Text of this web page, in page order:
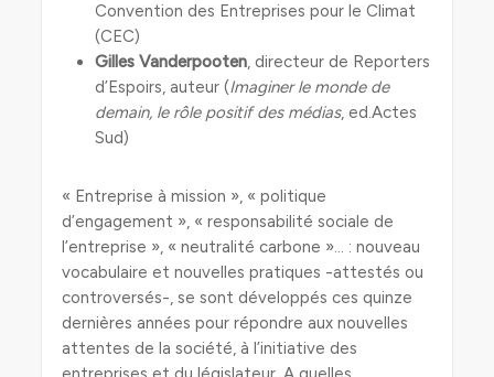
Convention des Entreprises pour le Climat
(CEC)
Gilles Vanderpooten, directeur de Reporters
d’Espoirs, auteur (Imaginer le monde de
demain, le rôle positif des médias, ed.Actes
Sud)
« Entreprise à mission », « politique
d’engagement », « responsabilité sociale de
l’entreprise », « neutralité carbone »… : nouveau
vocabulaire et nouvelles pratiques -attestés ou
controversés-, se sont développés ces quinze
dernières années pour répondre aux nouvelles
attentes de la société, à l’initiative des